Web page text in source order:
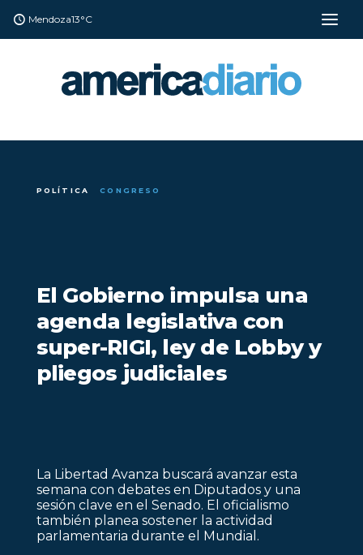
Mendoza13°C
POLÍTICA CONGRESO
El Gobierno impulsa una
agenda legislativa con
super-RIGI, ley de Lobby y
pliegos judiciales
La Libertad Avanza buscará avanzar esta
semana con debates en Diputados y una
sesión clave en el Senado. El oficialismo
también planea sostener la actividad
parlamentaria durante el Mundial.